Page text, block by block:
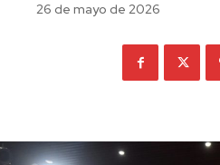
26 de mayo de 2026